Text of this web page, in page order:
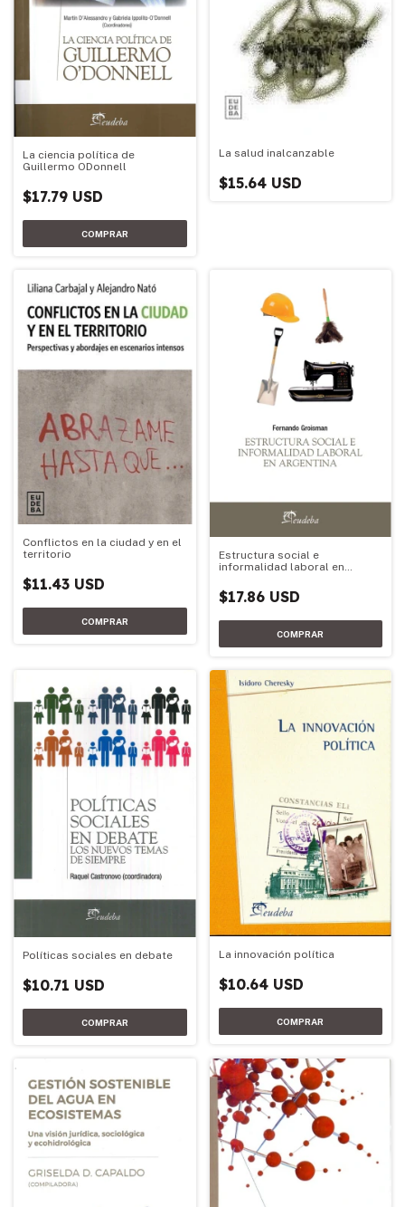
La ciencia política de
Guillermo ODonnell
$17.79 USD
La salud inalcanzable
$15.64 USD
Conflictos en la ciudad y en el
territorio
$11.43 USD
Estructura social e
informalidad laboral en
$17.86 USD
Políticas sociales en debate
$10.71 USD
La innovación política
$10.64 USD